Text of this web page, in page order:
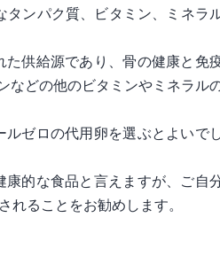
タンパク質、ビタミン、ミネラ
供給源であり、骨の健康と免
などの他のビタミンやミネラル
ゼロの代用卵を選ぶとよいで
的な食品と言えますが、ご自
ることをお勧めします。